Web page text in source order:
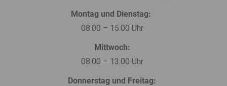
Montag und Dienstag:
08.00 – 15.00 Uhr
Mittwoch:
08.00 – 13.00 Uhr
Donnerstag und Freitag: